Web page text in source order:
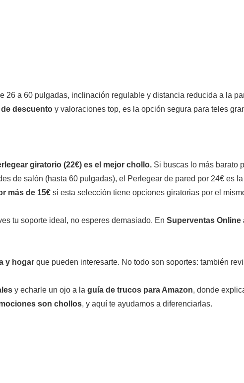
26 a 60 pulgadas, inclinación regulable y distancia reducida a la
descuento y valoraciones top, es la opción segura para teles
giratorio (22€) es el mejor chollo. Si buscas lo más barato
de salón (hasta 60 pulgadas), el Perlegear de pared por 24€ es
más de 15€ si esta selección tiene opciones giratorias por el
tu soporte ideal, no esperes demasiado. En Superventas Online
y hogar que pueden interesarte. No todo son soportes: también
y echarle un ojo a la guía de trucos para Amazon, donde
son chollos, y aquí te ayudamos a diferenciarlas.